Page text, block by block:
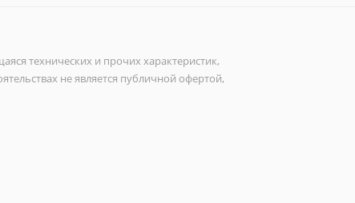
технических и прочих характеристик,
не является публичной офертой,